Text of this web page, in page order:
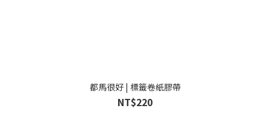
都馬很好 | 標籤卷紙膠帶
NT$220